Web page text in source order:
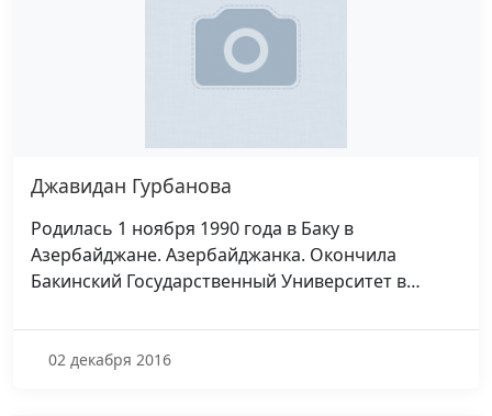
Джавидан Гурбанова
Родилась 1 ноября 1990 года в Баку в
Азербайджане. Азербайджанка. Окончила
Бакинский Государственный Университет в…
02 декабря 2016